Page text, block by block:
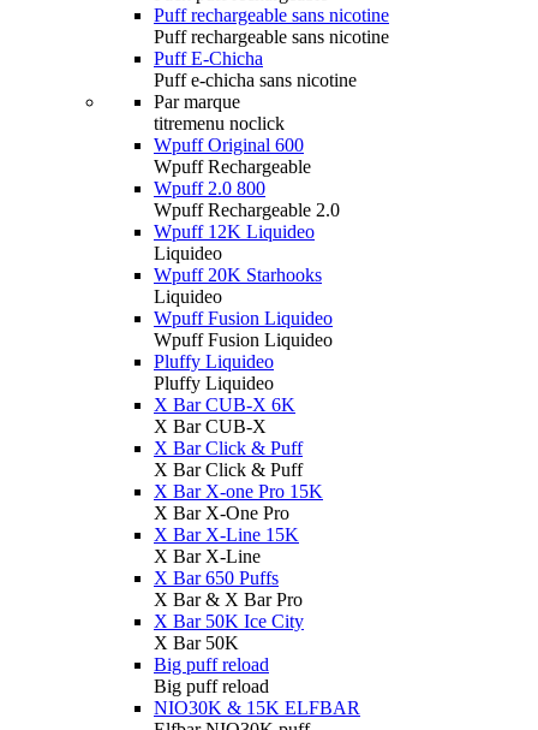
Puff rechargeable sans nicotine
Puff rechargeable sans nicotine
Puff E-Chicha
Puff e-chicha sans nicotine
Par marque
titremenu noclick
Wpuff Original 600
Wpuff Rechargeable
Wpuff 2.0 800
Wpuff Rechargeable 2.0
Wpuff 12K Liquideo
Liquideo
Wpuff 20K Starhooks
Liquideo
Wpuff Fusion Liquideo
Wpuff Fusion Liquideo
Pluffy Liquideo
Pluffy Liquideo
X Bar CUB-X 6K
X Bar CUB-X
X Bar Click & Puff
X Bar Click & Puff
X Bar X-one Pro 15K
X Bar X-One Pro
X Bar X-Line 15K
X Bar X-Line
X Bar 650 Puffs
X Bar & X Bar Pro
X Bar 50K Ice City
X Bar 50K
Big puff reload
Big puff reload
NIO30K & 15K ELFBAR